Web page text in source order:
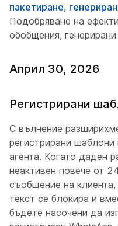
пакетиране,
Подобряване на
обобщения, генерирани
Април 30, 2026
Регистрирани
С вълнение
регистрирани
агента. Когато даден
неактивен повече от
съобщение на
текст се блокира и
бъдете насочени да